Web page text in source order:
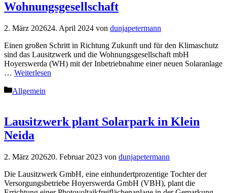
Wohnungsgesellschaft
2. März 202624. April 2024 von dunjapetermann
Einen großen Schritt in Richtung Zukunft und für den Klimaschutz
sind das Lausitzwerk und die Wohnungsgesellschaft mbH
Hoyerswerda (WH) mit der Inbetriebnahme einer neuen Solaranlage
… Weiterlesen
Kategorien
Allgemein
Lausitzwerk plant Solarpark in Klein
Neida
2. März 202620. Februar 2023 von dunjapetermann
Die Lausitzwerk GmbH, eine einhundertprozentige Tochter der
Versorgungsbetriebe Hoyerswerda GmbH (VBH), plant die